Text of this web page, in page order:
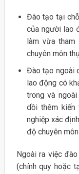
Đào tạo tại
của người lao
làm vừa
chuyên môn
Đào tạo ngoài
lao động có
trong và
dồi thêm kiến
nghiệp xác
độ chuyên
Ngoài ra việc
(chính quy hoặc